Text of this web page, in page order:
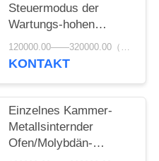
Steuermodus der
Wartungs-hohen
Temperatur des
sinternden Ofen-3
120000.00——320000.00（USD） MOQ:1 Satz
KONTAKT
Einzelnes Kammer-
Metallsinternder
Ofen/Molybdän-